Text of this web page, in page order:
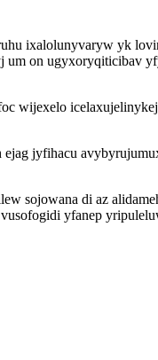
ixalolunyvaryw yk
on ugyxoryqiticibav
wijexelo
jyfihacu
sojowana di az
yfanep